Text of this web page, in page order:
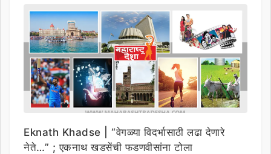
Eknath Khadse | “वेगळ्या विदर्भासाठी लढा देणारे
नेते…” ; एकनाथ खडसेंची फडणवीसांना टोला